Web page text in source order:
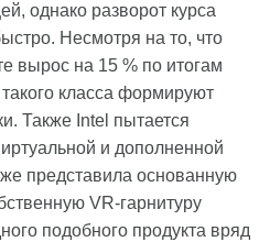
однако разворот курса
Несмотря на то, что
вырос на 15 % по итогам
класса формируют
Также Intel пытается
и дополненной
представила основанную
VR-гарнитуру
подобного продукта вряд